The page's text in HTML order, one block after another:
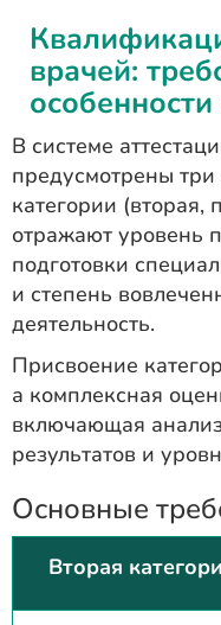
врачей:
В системе
предусмотрены
категории
отражают уровень
подготовки
и степень
деятельность.
Присвоение
а комплексная
включающая
результатов и
Основные
Вторая